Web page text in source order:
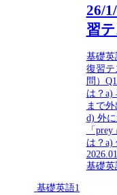
26/
習
基礎英
復習テ
問）
は？a)
まで
d) 外
「
は？a)
基礎英
基礎英語1